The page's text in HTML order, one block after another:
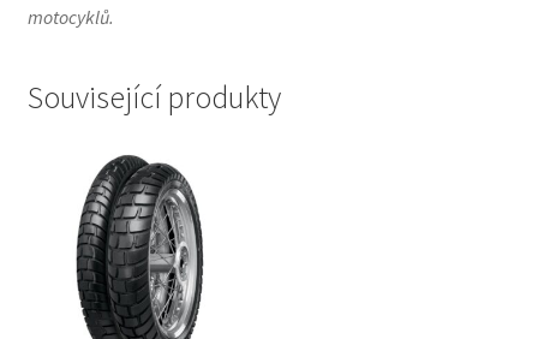
motocyklů.
Související produkty